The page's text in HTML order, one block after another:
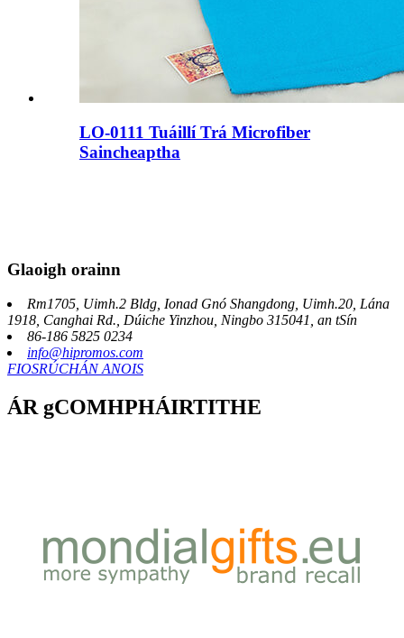
LO-0111 Tuáillí Trá Microfiber
Saincheaptha
Glaoigh orainn
Rm1705, Uimh.2 Bldg, Ionad Gnó Shangdong, Uimh.20, Lána
1918, Canghai Rd., Dúiche Yinzhou, Ningbo 315041, an tSín
86-186 5825 0234
info@hipromos.com
FIOSRÚCHÁN ANOIS
ÁR gCOMHPHÁIRTITHE